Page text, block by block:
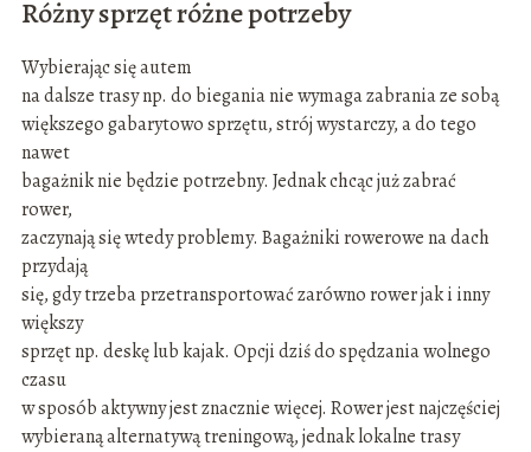
Różny sprzęt różne potrzeby
Wybierając się autem
na dalsze trasy np. do biegania nie wymaga zabrania ze sobą
większego gabarytowo sprzętu, strój wystarczy, a do tego
nawet
bagażnik nie będzie potrzebny. Jednak chcąc już zabrać
rower,
zaczynają się wtedy problemy. Bagażniki rowerowe na dach
przydają
się, gdy trzeba przetransportować zarówno rower jak i inny
większy
sprzęt np. deskę lub kajak. Opcji dziś do spędzania wolnego
czasu
w sposób aktywny jest znacznie więcej. Rower jest najczęściej
wybieraną alternatywą treningową, jednak lokalne trasy